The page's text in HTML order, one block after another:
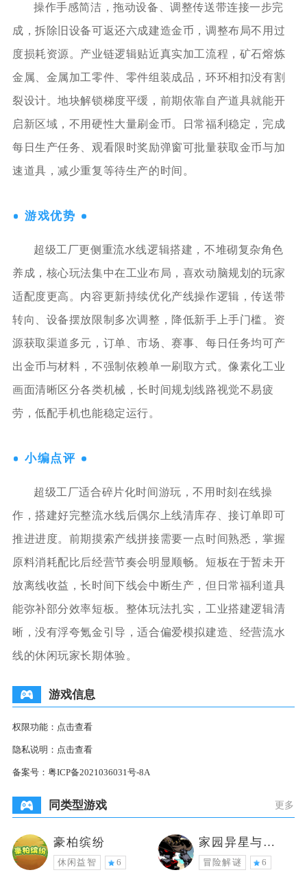
操作手感简洁，拖动设备、调整传送带连接一步完
成，拆除旧设备可返还六成建造金币，调整布局不用过
度损耗资源。产业链逻辑贴近真实加工流程，矿石熔炼
金属、金属加工零件、零件组装成品，环环相扣没有割
裂设计。地块解锁梯度平缓，前期依靠自产道具就能开
启新区域，不用硬性大量刷金币。日常福利稳定，完成
每日生产任务、观看限时奖励弹窗可批量获取金币与加
速道具，减少重复等待生产的时间。
游戏优势
超级工厂更侧重流水线逻辑搭建，不堆砌复杂角色
养成，核心玩法集中在工业布局，喜欢动脑规划的玩家
适配度更高。内容更新持续优化产线操作逻辑，传送带
转向、设备摆放限制多次调整，降低新手上手门槛。资
源获取渠道多元，订单、市场、赛事、每日任务均可产
出金币与材料，不强制依赖单一刷取方式。像素化工业
画面清晰区分各类机械，长时间规划线路视觉不易疲
劳，低配手机也能稳定运行。
小编点评
超级工厂适合碎片化时间游玩，不用时刻在线操
作，搭建好完整流水线后偶尔上线清库存、接订单即可
推进进度。前期摸索产线拼接需要一点时间熟悉，掌握
原料消耗配比后经营节奏会明显顺畅。短板在于暂未开
放离线收益，长时间下线会中断生产，但日常福利道具
能弥补部分效率短板。整体玩法扎实，工业搭建逻辑清
晰，没有浮夸氪金引导，适合偏爱模拟建造、经营流水
线的休闲玩家长期体验。
游戏信息
权限功能： 点击查看
隐私说明： 点击查看
备案号： 粤ICP备2021036031号-8A
同类型游戏 更多
豪柏缤纷
休闲益智 6
家园异星与猎
人
冒险解谜 6